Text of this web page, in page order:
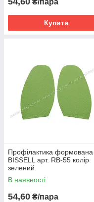
₴/пара
Купити
Профілактика формована
BISSELL арт. RB-55 колір
зелений
В наявності
54,60 ₴/пара